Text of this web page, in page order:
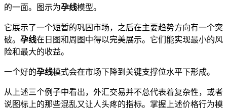
的一面。图示为孕线模型。
它展示了一个短暂的巩固市场，之后在主要趋势方向有一个突
破。 孕线在日图和周图中得以完美展示。它们能实现最小的风
险和最大的收益。
一个好的孕线模式会在市场下降到关键支撑位水平下形成。
从上述三个例子中看出，外汇交易并不总代表着复杂性，或者
说图标上的那些混乱又让人头疼的指标。掌握上述价格行为模